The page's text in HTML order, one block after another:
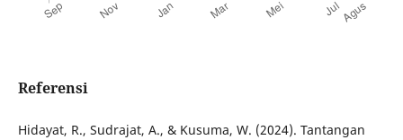
Referensi
Hidayat, R., Sudrajat, A., & Kusuma, W. (2024). Tantangan